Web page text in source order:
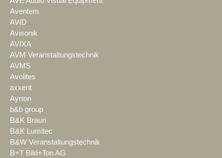
Aventem
AVID
Avisonik
AVIXA
AVM Veranstaltungstechnik
AVMS
Avolites
axxent
Ayrton
b&b group
B&K Braun
B&K Lumitec
B&W Veranstaltungstechnik
B+T Bild+Ton AG